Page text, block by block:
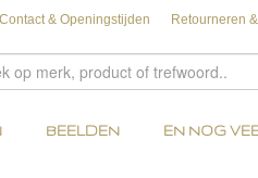
Contact & Openingstijden Retourneren
BEELDEN EN NOG